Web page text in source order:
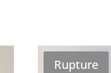
Rupture